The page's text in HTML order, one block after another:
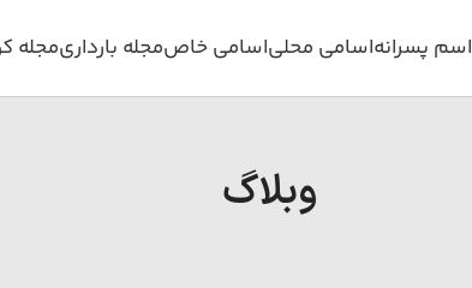
اسم پسرانهاسامی محلیاسامی خاصمجله بارداریمجله
وبلاگ